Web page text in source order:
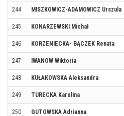
244 MISZKOWICZ-ADAMOWICZ Urszula
245 KONARZEWSKI Michał
246 KORZENIECKA- BĄCZEK Renata
247 IWANOW Wiktoria
248 KUŁAKOWSKA Aleksandra
249 TURECKA Karolina
250 GUTOWSKA Adrianna